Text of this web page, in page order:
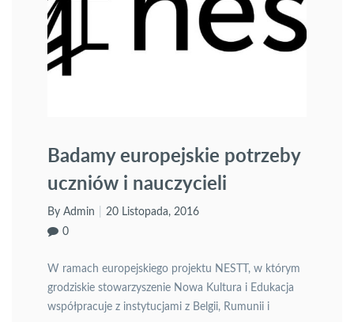
Badamy europejskie potrzeby
uczniów i nauczycieli
By Admin
20 Listopada, 2016
0
W ramach europejskiego projektu NESTT, w którym
grodziskie stowarzyszenie Nowa Kultura i Edukacja
współpracuje z instytucjami z Belgii, Rumunii i